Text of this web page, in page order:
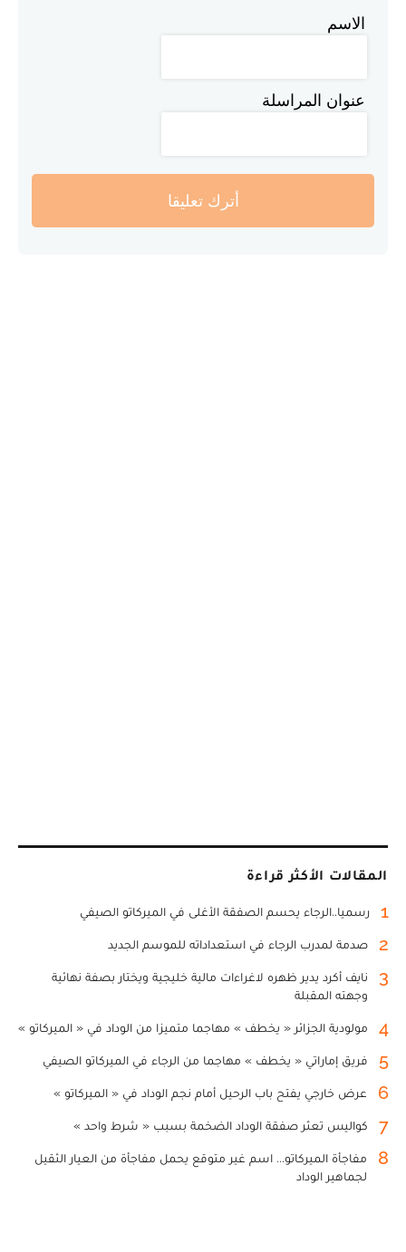
الاسم
عنوان المراسلة
أترك تعليقا
المقالات الأكثر قراءة
1 رسميا..الرجاء يحسم الصفقة الأغلى في الميركاتو الصيفي
2 صدمة لمدرب الرجاء في استعداداته للموسم الجديد
3
نايف أكرد يدير ظهره لاغراءات مالية خليجية ويختار بصفة نهائية
وجهته المقبلة
4 مولودية الجزائر « يخطف » مهاجما متميزا من الوداد في « الميركاتو »
5 فريق إماراتي « يخطف » مهاجما من الرجاء في الميركاتو الصيفي
6 عرض خارجي يفتح باب الرحيل أمام نجم الوداد في « الميركاتو »
7 كواليس تعثر صفقة الوداد الضخمة بسبب « شرط واحد »
8
مفاجأة الميركاتو... اسم غير متوقع يحمل مفاجأة من العيار الثقيل
لجماهير الوداد